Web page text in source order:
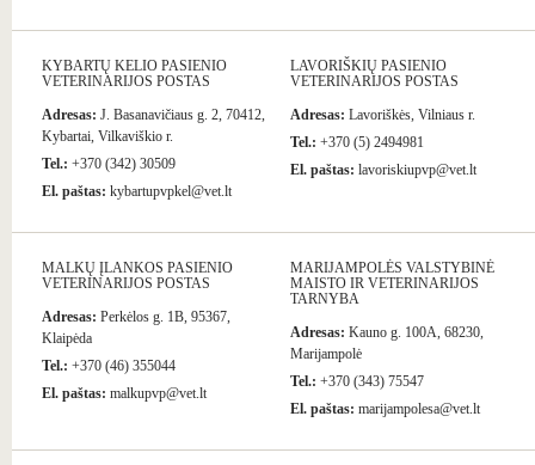
KYBARTŲ KELIO PASIENIO
VETERINARIJOS POSTAS
Adresas: J. Basanavičiaus g. 2, 70412,
Kybartai, Vilkaviškio r.
Tel.: +370 (342) 30509
El. paštas: kybartupvpkel@vet.lt
LAVORIŠKIŲ PASIENIO
VETERINARIJOS POSTAS
Adresas: Lavoriškės, Vilniaus r.
Tel.: +370 (5) 2494981
El. paštas: lavoriskiupvp@vet.lt
MALKŲ ĮLANKOS PASIENIO
VETERINARIJOS POSTAS
Adresas: Perkėlos g. 1B, 95367,
Klaipėda
Tel.: +370 (46) 355044
El. paštas: malkupvp@vet.lt
MARIJAMPOLĖS VALSTYBINĖ
MAISTO IR VETERINARIJOS
TARNYBA
Adresas: Kauno g. 100A, 68230,
Marijampolė
Tel.: +370 (343) 75547
El. paštas: marijampolesa@vet.lt